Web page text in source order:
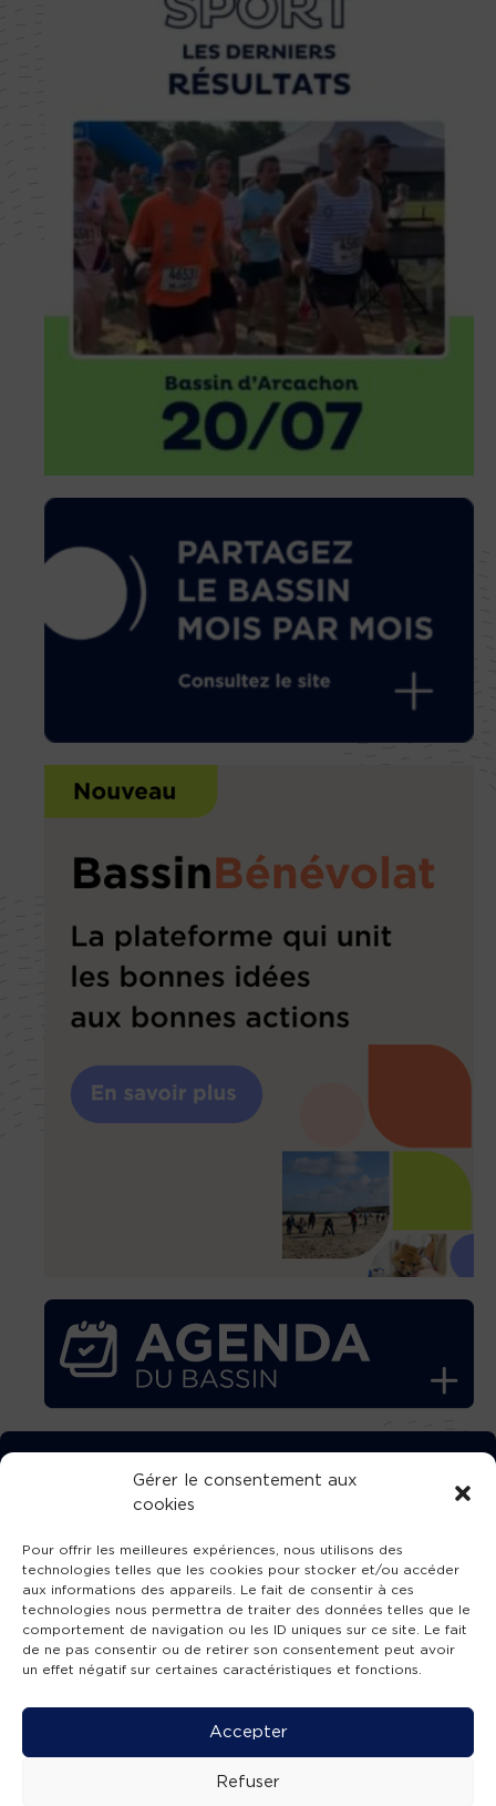
Gérer le consentement aux
cookies
Pour offrir les meilleures expériences, nous utilisons des
technologies telles que les cookies pour stocker et/ou accéder
aux informations des appareils. Le fait de consentir à ces
technologies nous permettra de traiter des données telles que le
comportement de navigation ou les ID uniques sur ce site. Le fait
de ne pas consentir ou de retirer son consentement peut avoir
un effet négatif sur certaines caractéristiques et fonctions.
Accepter
Refuser
TÉLÉCHARGEZ GRATUITEMENT
L’APPLICATION TVBA !
SUIVEZ-NOUS !
Mentions légales -Accessibilité